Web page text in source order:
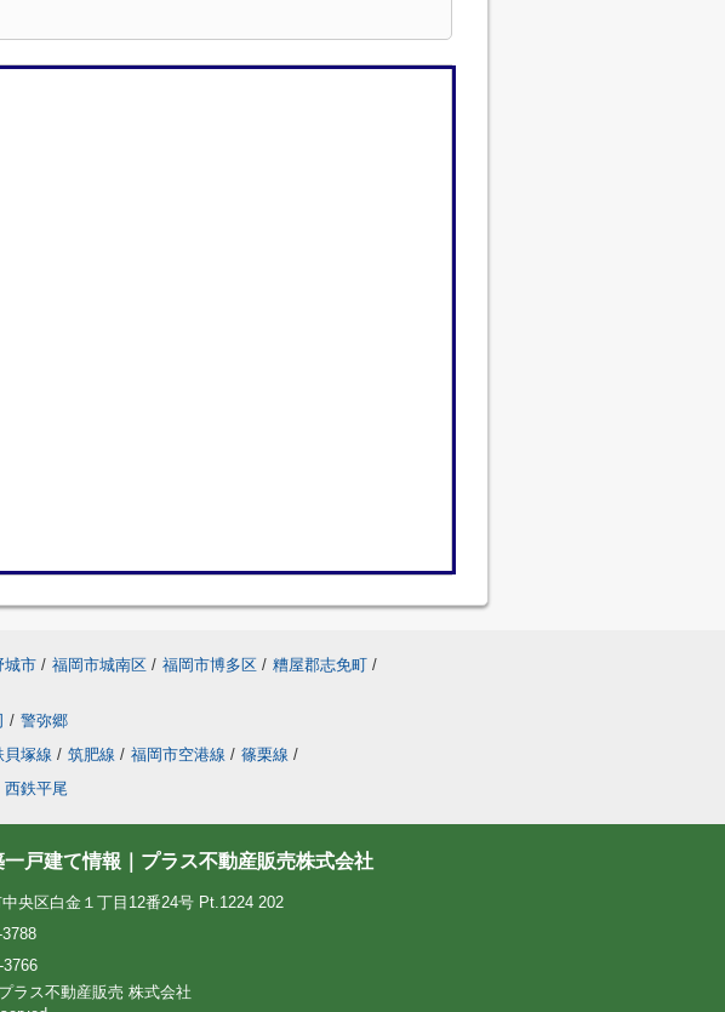
城市 / 福岡市城南区 / 福岡市博多区 / 糟屋郡志免町 /
/ 警弥郷
貝塚線 / 筑肥線 / 福岡市空港線 / 篠栗線 /
西鉄平尾
戸建て情報｜プラス不動産販売株式会社
央区白金１丁目12番24号 Pt.1224 202
3766
ラス不動産販売 株式会社